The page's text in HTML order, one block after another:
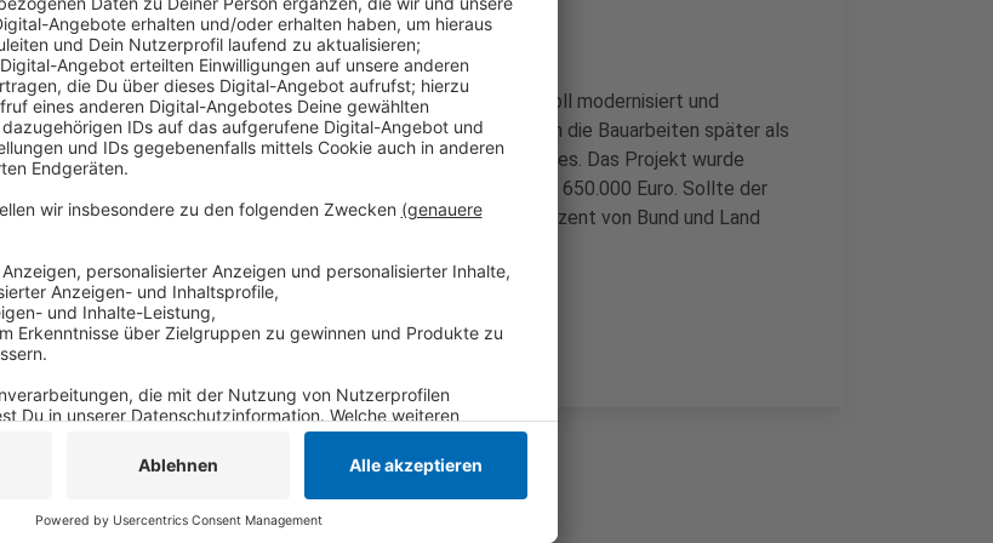
Anzeige
Pararell wird weiter am Umbau geplant. Das Fischelner Rathaus soll modernisiert und
barrierefrei werden. Wegen eines personellen Engpasses beginnen die Bauarbeiten später als
geplant - nicht im September, sondern erst Anfang nächsten Jahres. Das Projekt wurde
anfangs ohne Fördermittel geplant. Die Baukosten liegen bei rund 650.000 Euro. Sollte der
Förderantrag noch gewilligt werden, werden die Kosten zu 90 Prozent von Bund und Land
Anzeige